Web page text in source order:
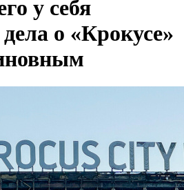
у себя
о «Крокусе»